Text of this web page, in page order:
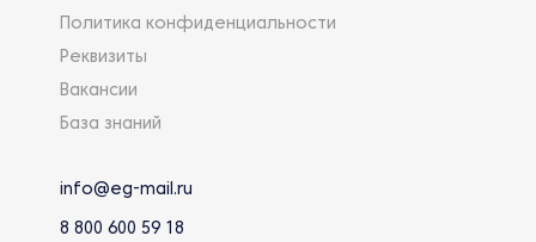
Политика конфиденциальности
Реквизиты
Вакансии
База знаний
info@eg-mail.ru
8 800 600 59 18